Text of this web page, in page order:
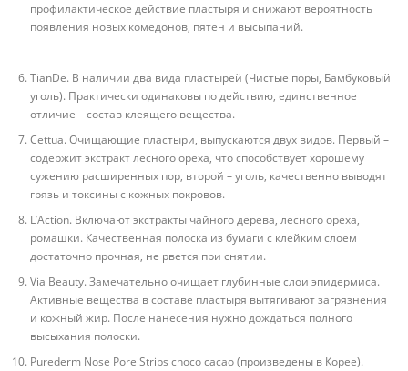
профилактическое действие пластыря и снижают вероятность
появления новых комедонов, пятен и высыпаний.
TianDe. В наличии два вида пластырей (Чистые поры, Бамбуковый
уголь). Практически одинаковы по действию, единственное
отличие – состав клеящего вещества.
Cettua. Очищающие пластыри, выпускаются двух видов. Первый –
содержит экстракт лесного ореха, что способствует хорошему
сужению расширенных пор, второй – уголь, качественно выводят
грязь и токсины с кожных покровов.
L’Action. Включают экстракты чайного дерева, лесного ореха,
ромашки. Качественная полоска из бумаги с клейким слоем
достаточно прочная, не рвется при снятии.
Via Beauty. Замечательно очищает глубинные слои эпидермиса.
Активные вещества в составе пластыря вытягивают загрязнения
и кожный жир. После нанесения нужно дождаться полного
высыхания полоски.
Purederm Nose Pore Strips choco cacao (произведены в Корее).